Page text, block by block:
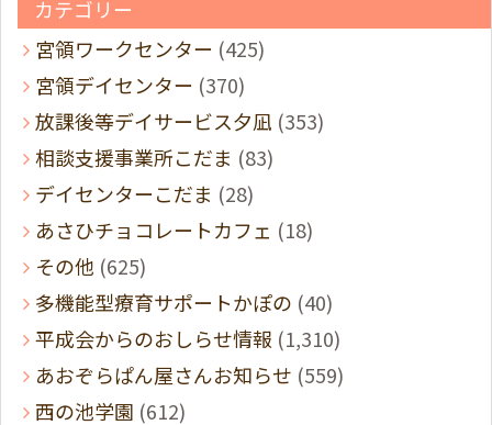
カテゴリー
宮領ワークセンター (425)
宮領デイセンター (370)
放課後等デイサービス夕凪 (353)
相談支援事業所こだま (83)
デイセンターこだま (28)
あさひチョコレートカフェ (18)
その他 (625)
多機能型療育サポートかぽの (40)
平成会からのおしらせ情報 (1,310)
あおぞらぱん屋さんお知らせ (559)
西の池学園 (612)